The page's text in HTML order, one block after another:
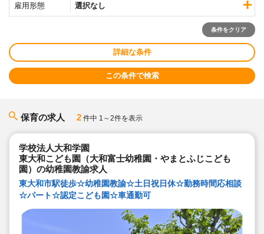
雇用形態 選択なし
条件をクリア
詳細な条件
この条件で検索
保育の求人 2 件中 1～2件を表示
学校法人大和学園
東大和こども園（大和富士幼稚園・やまとふじこども
園）の幼稚園教諭求人
東大和市駅徒歩☆幼稚園教諭☆土日祝日休☆勤務時間応相談
☆パート☆認定こども園☆車通勤可